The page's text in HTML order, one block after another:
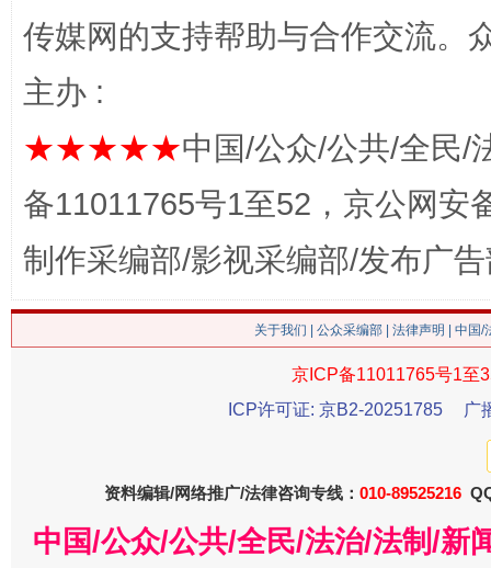
这是一记警钟！ 谢
在谋一域中谋全局
今
传媒网的支持帮助与合作交流。
主办 :
★★★★★中国/公众/公共/全民/
备11011765号1至52，京公网安
制作采编部/影视采编部/发布广
关于我们 公众采编部 法律声明 | 中国
京ICP备11011765号1至
ICP许可证: 京B2-20251785
广
资料编辑/网络推广/法律咨询专线： 010-89525216
中国/公众/公共/全民/法治/法制/新